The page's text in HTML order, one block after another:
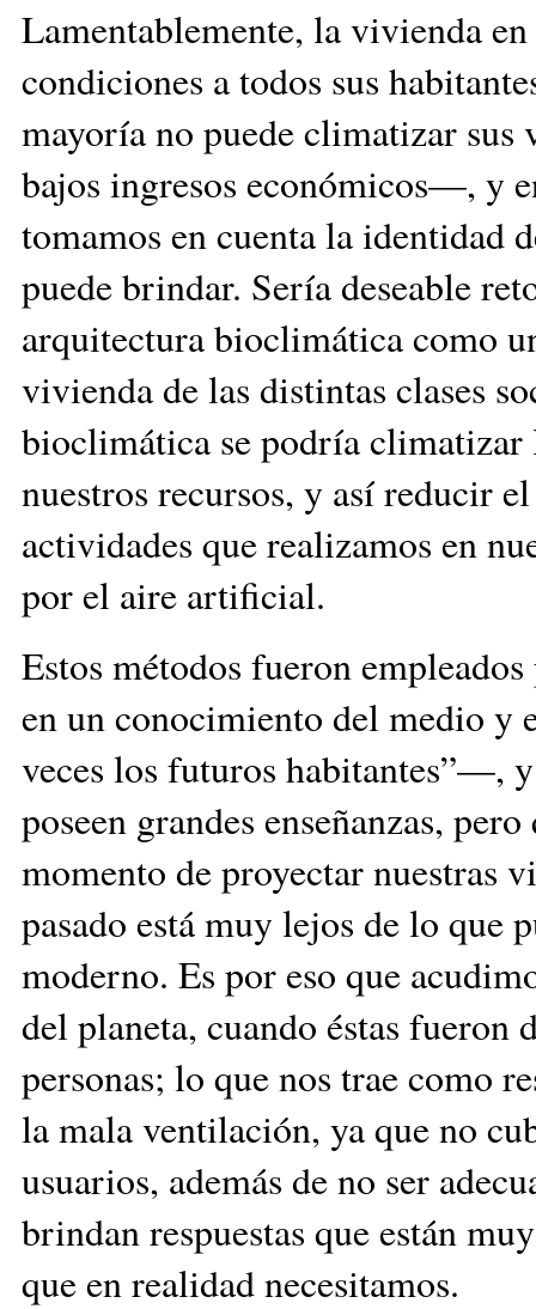
Lamentablemente, la vivienda
condiciones a todos sus
mayoría no puede climatizar
bajos ingresos económicos—, y
tomamos en cuenta la identidad
puede brindar. Sería deseable
arquitectura bioclimática como
vivienda de las distintas clases
bioclimática se podría
nuestros recursos, y así reducir
actividades que realizamos en
por el aire artificial.
Estos métodos fueron
en un conocimiento del medio y
veces los futuros habitantes”—,
poseen grandes enseñanzas,
momento de proyectar nuestras
pasado está muy lejos de lo que
moderno. Es por eso que
del planeta, cuando éstas fueron
personas; lo que nos trae como
la mala ventilación, ya que no
usuarios, además de no ser
brindan respuestas que están
que en realidad necesitamos.